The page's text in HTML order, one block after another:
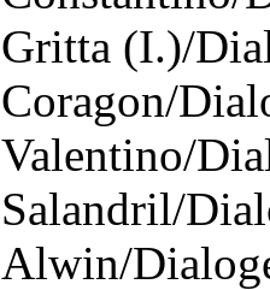
Gritta (I.)/
Coragon/
Valentino/
Salandril/
Alwin/